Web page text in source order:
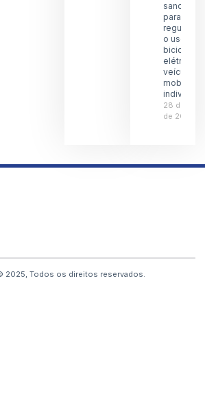
sanciona
para
o uso de
bicicletas
elétricas
veículos
individual
28 de
de 2026
2025, Todos os direitos reservados.